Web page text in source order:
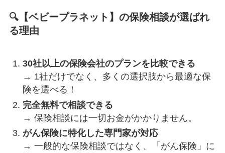
🔍【ベビープラネット】の保険相談が選ばれ
る理由
30社以上の保険会社のプランを比較できる
→ 1社だけでなく、多くの選択肢から最適な保
険を選べる！
完全無料で相談できる
→ 保険相談には一切お金がかかりません。
がん保険に特化した専門家が対応
→ 一般的な保険相談ではなく、「がん保険」に